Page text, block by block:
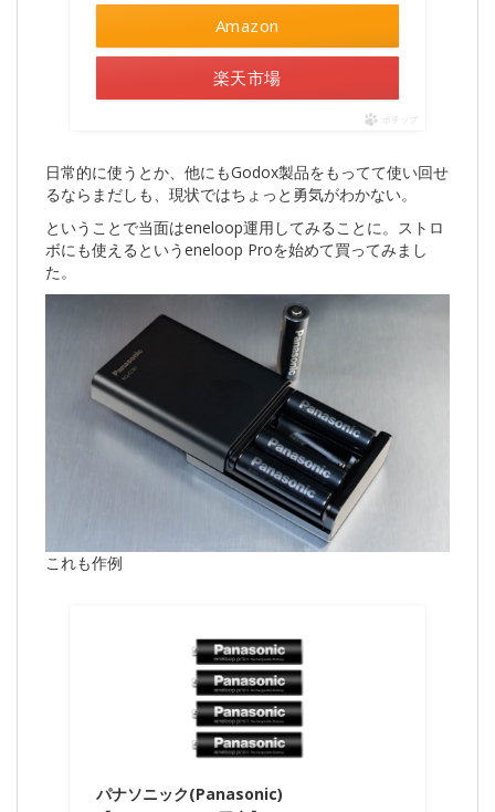
Amazon
楽天市場
ポチップ
日常的に使うとか、他にもGodox製品をもってて使い回せ
るならまだしも、現状ではちょっと勇気がわかない。
ということで当面はeneloop運用してみることに。ストロ
ボにも使えるというeneloop Proを始めて買ってみまし
た。
これも作例
パナソニック(Panasonic)